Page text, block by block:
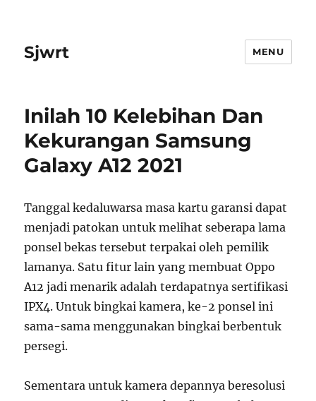
Sjwrt MENU
Inilah 10 Kelebihan Dan
Kekurangan Samsung
Galaxy A12 2021
Tanggal kedaluwarsa masa kartu garansi dapat
menjadi patokan untuk melihat seberapa lama
ponsel bekas tersebut terpakai oleh pemilik
lamanya. Satu fitur lain yang membuat Oppo
A12 jadi menarik adalah terdapatnya sertifikasi
IPX4. Untuk bingkai kamera, ke-2 ponsel ini
sama-sama menggunakan bingkai berbentuk
persegi.
Sementara untuk kamera depannya beresolusi